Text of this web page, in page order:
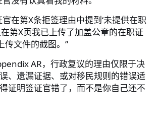
官在第X条拒签理由中提到 ‘未提供在职
第X页我已上传了加盖公章的在职证
传文件的截图。 ”
AR ，行政复议的理由仅限于决
、遗漏证据、或对移民规则的错误适
证明签证官错了，而不是你自己还不